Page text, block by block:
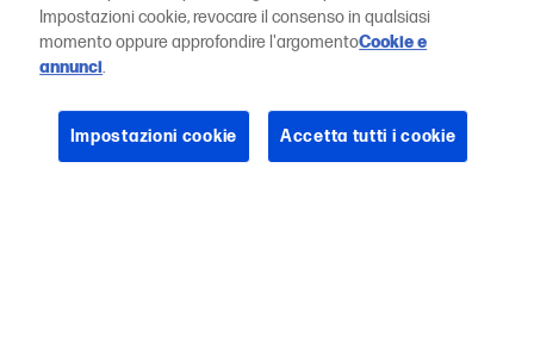
Impostazioni cookie, revocare il consenso in qualsiasi
momento oppure approfondire l'argomentoCookie e
annunci.
Impostazioni cookie Accetta tutti i cookie